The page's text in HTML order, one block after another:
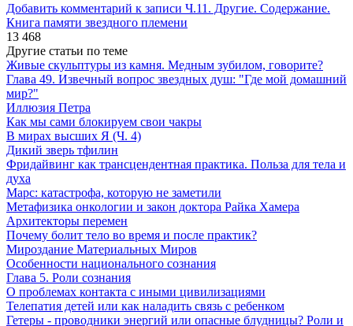
Добавить комментарий к записи Ч.11. Другие. Содержание.
Книга памяти звездного племени
13 468
Другие статьи по теме
Живые скульптуры из камня. Медным зубилом, говорите?
Глава 49. Извечный вопрос звездных душ: "Где мой домашний
мир?"
Иллюзия Петра
Как мы сами блокируем свои чакры
В мирах высших Я (Ч. 4)
Дикий зверь тфилин
Фридайвинг как трансцендентная практика. Польза для тела и
духа
Марс: катастрофа, которую не заметили
Метафизика онкологии и закон доктора Райка Хамера
Архитекторы перемен
Почему болит тело во время и после практик?
Мироздание Материальных Миров
Особенности национального сознания
Глава 5. Роли сознания
О проблемах контакта с иными цивилизациями
Телепатия детей или как наладить связь с ребенком
Гетеры - проводники энергий или опасные блудницы? Роли и